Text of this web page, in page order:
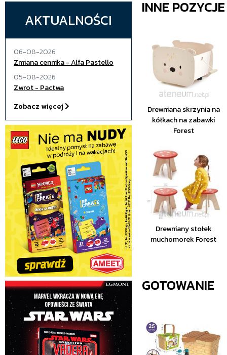
AKTUALNOŚCI
06-08-2026
Zmiana cennika - Alfa Pastello
05-08-2026
Zwrot - Pactwa
Zobacz więcej
INNE
Drewniana skrzynia na
kółkach na zabawki
Forest
Drewniany stołek
muchomorek Forest
GOTOWANIE